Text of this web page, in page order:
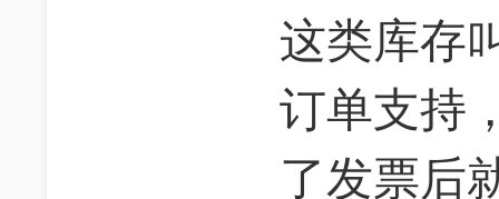
这类库存
订单支持
了发票后